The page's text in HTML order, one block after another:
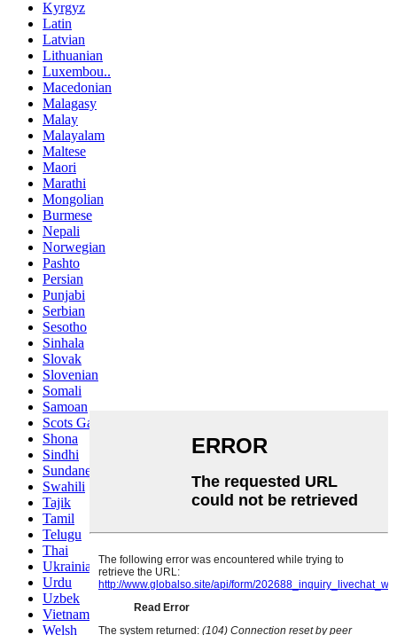
Kyrgyz
Latin
Latvian
Lithuanian
Luxembou..
Macedonian
Malagasy
Malay
Malayalam
Maltese
Maori
Marathi
Mongolian
Burmese
Nepali
Norwegian
Pashto
Persian
Punjabi
Serbian
Sesotho
Sinhala
Slovak
Slovenian
Somali
Samoan
Scots Gaelic
Shona
Sindhi
Sundanese
Swahili
Tajik
Tamil
Telugu
Thai
Ukrainian
Urdu
Uzbek
Vietnamese
Welsh